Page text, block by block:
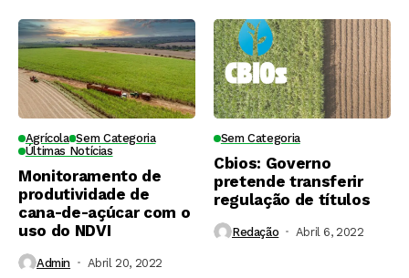
Agrícola Sem Categoria
Últimas Notícias
Monitoramento de
produtividade de
cana-de-açúcar com o
uso do NDVI
Admin Abril 20, 2022
Sem Categoria
Cbios: Governo
pretende transferir
regulação de títulos
Redação Abril 6, 2022